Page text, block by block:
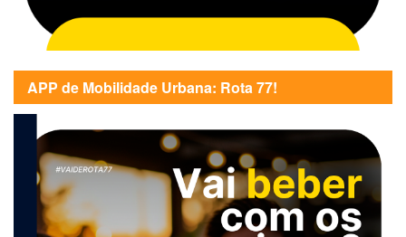
APP de Mobilidade Urbana: Rota 77!